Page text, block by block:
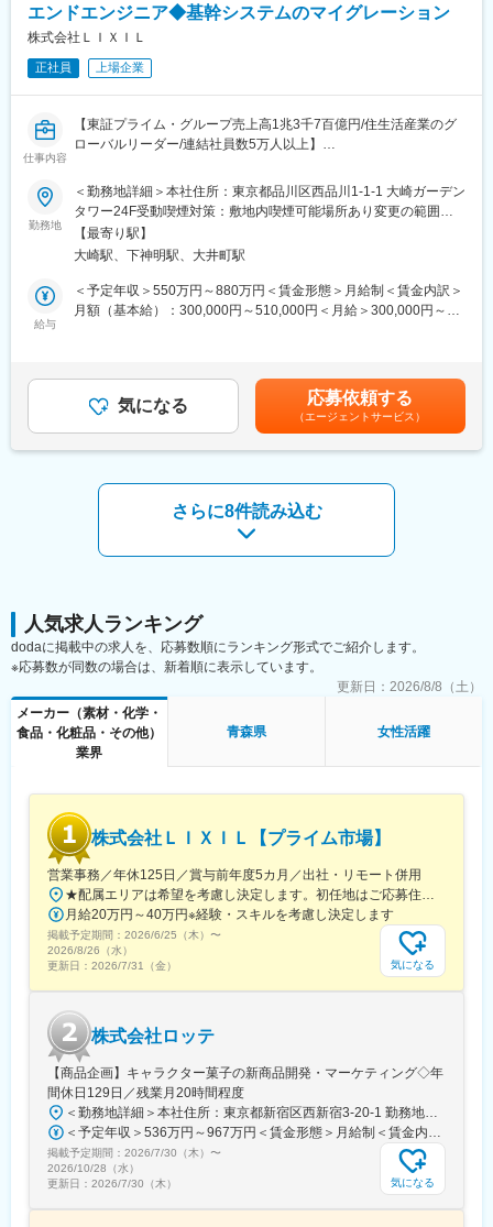
変更の範囲：会社の定める業務
◎活発な社内エンジニアコミュニティ
検討会、部活動、チームワークショップなど、互いに学び合い高
め合う機会が豊富！
す。
…JobOffer制度などを活用し、多様なキャリアパスに挑戦し、自
身の可能性を広げることが可能です。
◎柔軟な働き方
しています。コアタイムのない柔軟な勤務体系で、ワークライフ
バランスを大切にしながら働くことができます。
https://www.tech-street.jp/entry/2024/02/13/125058
「DXに関する取り組み（DX銘柄2024授賞式）※YouTubeが開き
ます」
「LIXILのキャリア形成支援など」
https://www.lixil.com/jp/impact/inclusion/talent.html
エンドエンジニア◆基幹システムのマイグレーション
株式会社ＬＩＸＩＬ
正社員 上場企業
仕事内容
【東証プライム・グループ売上高1兆3千7百億円/住生活産業のグ
ローバルリーダー/連結社員数5万人以上】
■概要：
大規模見積もりシステムをJava8からGo言語へと刷新する、大規
模なプロジェクトに携わる貴重なチャンスです。モダンな開発環
境でスキルを活かし、LIXILの基幹システム刷新という大きな目標
を一緒に成功させましょう。
【担当システム】
「イイコネ」…当社製品の見積りに使用するシステムです。
■業務内容：
入社後は、 Japan SoE DevOpsに配属となり以下業務を担当いた
・基幹システム（大規模見積もりシステム）の刷新、およびシス
・バックエンドエンジニアとして、社内システムのアーキテクチ
・フロントエンド: TypeScript (Nuxt3), Storybook, Chromatic etc
・クラウド: Cloud Run functions, Cloud Run, Cloud Pub/Sub,
Akamai CDN etc
・ミドルウェア: Nginx, Apache(現行)
・DB: PostgreSQL, Datastore, SQLServer(現行)
・CI/CD: GitHub Actions, Cloud Build, Jenkins(現行)
・構成管理: Terraform
・API仕様管理: Open API + TypeSpec
・生成AIツール: Claude Code, GitHub Copilot
■参考URL：
「エンジニアドリブンな組織づくり」
https://www.tech-street.jp/entry/2024/02/13/125058
「DXに関する取り組み（DX銘柄2024授賞式）※YouTubeが開き
ます」
https://www.youtube.com/watch?v=_-QwFtOJIuE
変更の範囲：会社の定める業務
勤務地
＜勤務地詳細＞本社住所：東京都品川区西品川1-1-1 大崎ガーデン
タワー24F受動喫煙対策：敷地内喫煙可能場所あり変更の範囲：
会社の定める事業所（リモートワーク含む）
【最寄り駅】
大崎駅、下神明駅、大井町駅
給与
＜予定年収＞550万円～880万円＜賃金形態＞月給制＜賃金内訳＞
月額（基本給）：300,000円～510,000円＜月給＞300,000円～
月・12月※約5～5.5ヶ月分程度賃金はあくまでも目安の金額であ
り、選考を通じて上下する可能性があります。月給(月額)は固定手
気になる 応募依頼する
（エージェントサービス）
さらに8件読み込む
人気求人ランキング
dodaに掲載中の求人を、応募数順にランキング形式でご紹介します。
※応募数が同数の場合は、新着順に表示しています。
更新日： 2026/8/8（土）
メーカー（素材・化学・
食品・化粧品・その他）
業界
青森県 女性活躍
株式会社ＬＩＸＩＬ【プライム市場】
営業事務／年休125日／賞与前年度5カ月／出社・リモート併用
月給20万円～40万円※経験・スキルを考慮し決定します
掲載予定期間： 2026/6/25（木） 〜
2026/8/26（水）
更新日： 2026/7/31（金） 気になる
株式会社ロッテ
【商品企画】キャラクター菓子の新商品開発・マーケティング◇年
間休日129日／残業月20時間程度
掲載予定期間： 2026/7/30（木） 〜
2026/10/28（水）
更新日： 2026/7/30（木） 気になる